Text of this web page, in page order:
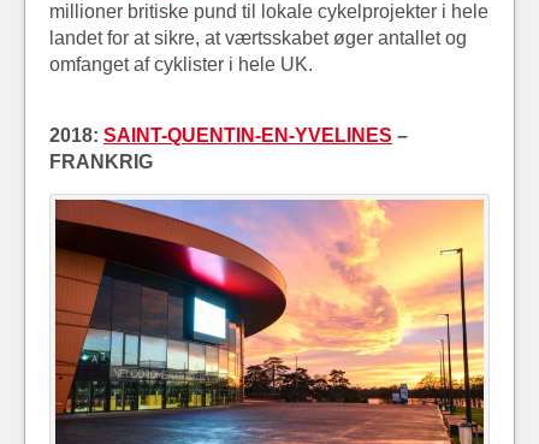
millioner britiske pund til lokale cykelprojekter i hele
landet for at sikre, at værtsskabet øger antallet og
omfanget af cyklister i hele UK.
2018: SAINT-QUENTIN-EN-YVELINES –
FRANKRIG